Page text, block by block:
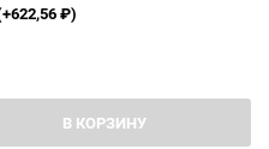
₽)
В КОРЗИНУ